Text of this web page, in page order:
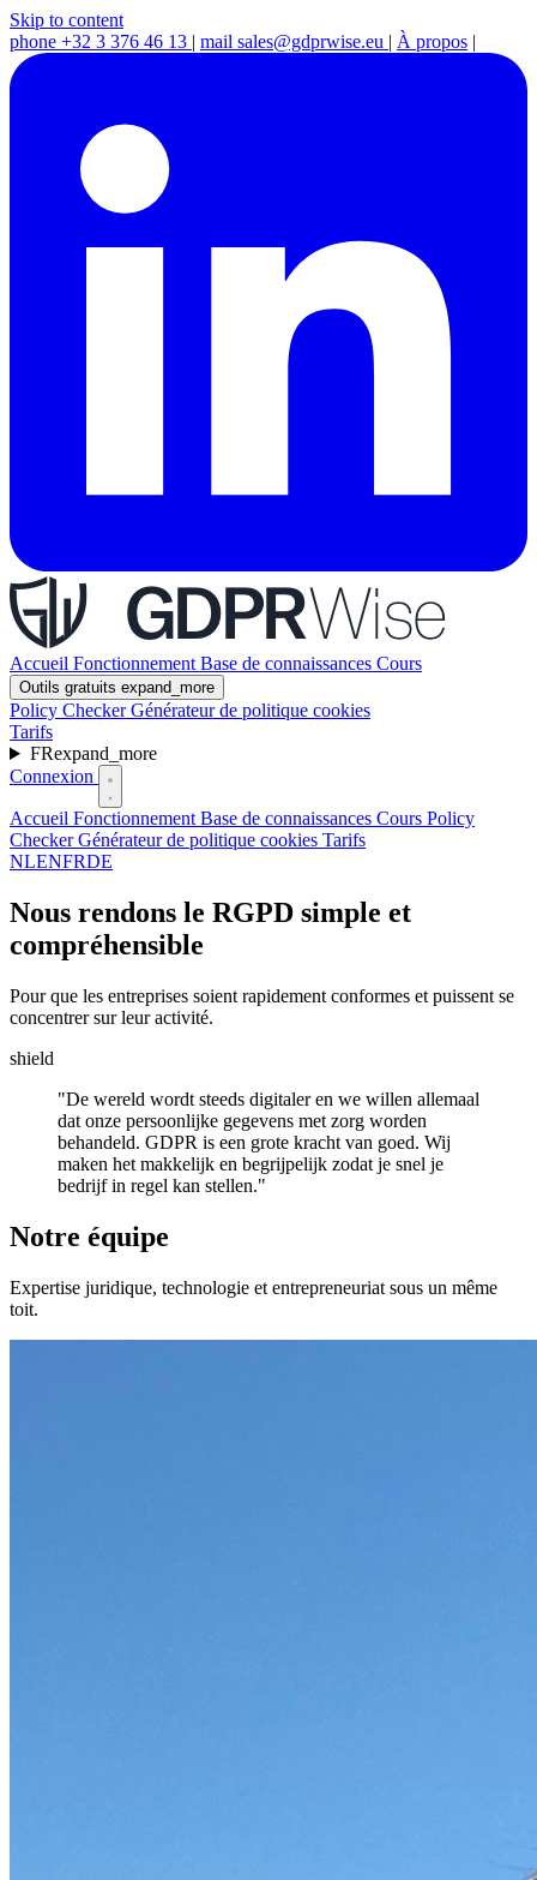
Skip to content
phone +32 3 376 46 13 | mail sales@gdprwise.eu | À propos |
Accueil Fonctionnement Base de connaissances Cours
Outils gratuits expand_more
Policy CheckerGénérateur de politique cookies
Tarifs
FRexpand_more
Connexion
Accueil Fonctionnement Base de connaissances Cours Policy
CheckerGénérateur de politique cookies Tarifs
NLENFRDE
Nous rendons le RGPD simple et
compréhensible
Pour que les entreprises soient rapidement conformes et puissent se
concentrer sur leur activité.
shield
"De wereld wordt steeds digitaler en we willen allemaal
dat onze persoonlijke gegevens met zorg worden
behandeld. GDPR is een grote kracht van goed. Wij
maken het makkelijk en begrijpelijk zodat je snel je
bedrijf in regel kan stellen."
Notre équipe
Expertise juridique, technologie et entrepreneuriat sous un même
toit.